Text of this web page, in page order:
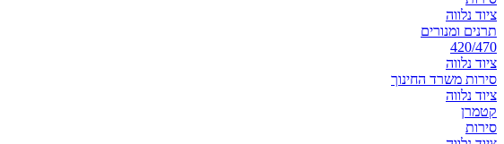
ציוד נלווה
תרנים ומנורים
420/470
ציוד נלווה
סירות משרד החינוך
ציוד נלווה
קטמרן
סירות